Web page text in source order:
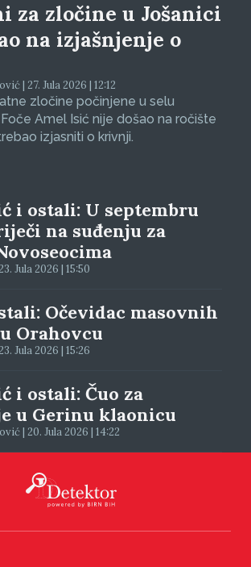
za zločine u Jošanici
na izjašnjenje o
| 27. Jula 2026 | 12:12
zločine počinjene u selu
Amel Isić nije došao na ročište
izjasniti o krivnji.
i ostali: U septembru
na suđenju za
Jula 2026 | 15:50
Očevidac masovnih
Orahovcu
Jula 2026 | 15:26
i ostali: Čuo za
u Gerinu klaonicu
| 20. Jula 2026 | 14:22